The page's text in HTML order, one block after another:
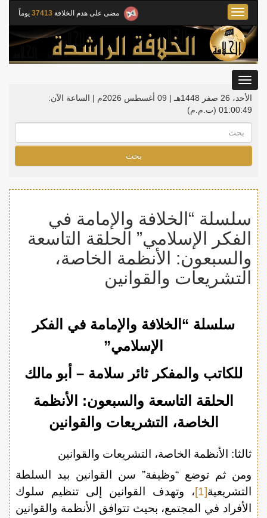
مضى على هدم الخلافة 37413 يوماً
Toggle
navigation
الأحد، 26 صفر 1448هـ | 09 أغسطس 2026م |
الساعة الآن:
01:00:50 (ت.م.م)
بحث
سلسلة “الخلافة والإمامة في
الفكر الإسلامي” الحلقة التاسعة
والسبعون: الأنظمة الخاصة،
التشريعات والقوانين
سلسلة “الخلافة والإمامة في الفكر
الإسلامي”
للكاتب والمفكر ثائر سلامة – أبو مالك
الحلقة التاسعة والسبعون: الأنظمة
الخاصة، التشريعات والقوانين
ثالثا: الأنظمة الخاصة، التشريعات والقوانين
ومن ثم توضع “وظيفة” سن القوانين بيد السلطة
التشريعية[1]
، وتهدف القوانين إلى تنظيم سلوك
الأفراد في المجتمع، بحيث تتوافق الأنظمة والقوانين